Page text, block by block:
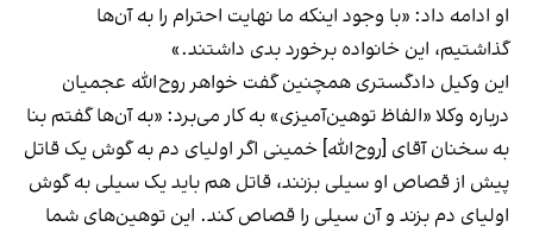
او ادامه داد: «با وجود اینکه ما نهایت احترام را به آن‌ها
گذاشتیم، این خانواده برخورد بدی داشتند.»
این وکیل دادگستری همچنین گفت خواهر روح‌الله عجمیان
درباره وکلا «الفاظ توهین‌آمیزی» به کار می‌برد: «به آن‌ها گفتم بنا
به سخنان آقای [روح‌الله] خمینی اگر اولیای دم به گوش یک قاتل
پیش از قصاص او سیلی بزنند، ‌قاتل هم باید یک سیلی به گوش
اولیای دم بزند و آن سیلی را قصاص کند. این توهین‌های شما